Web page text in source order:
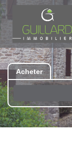
Acheter